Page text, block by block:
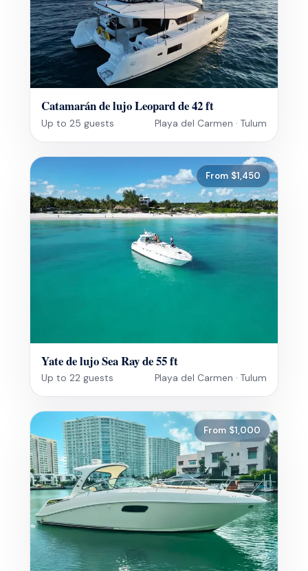
Catamarán de lujo Leopard de 42 ft
Up to 25 guests Playa del Carmen · Tulum
From $1,450
Yate de lujo Sea Ray de 55 ft
Up to 22 guests Playa del Carmen · Tulum
From $1,000